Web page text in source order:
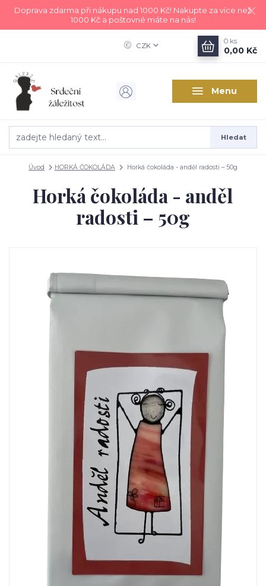
Doprava zdarma při nákupu nad 1000 Kč! Nakupte za více než
1000 Kč a poštovné máte na nás!
Menu
CZK
Hledat
0 ks
0,00 Kč
Úvod HORKÁ ČOKOLÁDA Horká čokoláda - anděl radosti – 50g
Horká čokoláda - anděl
radosti – 50g